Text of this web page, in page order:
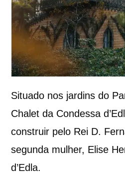
Situado nos jardins do
Chalet da Condessa
construir pelo Rei D.
segunda mulher, Elise
d’Edla.